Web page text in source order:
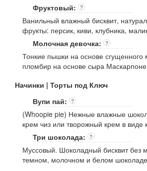
Фруктовый:
?
Ванильный влажный бисквит,
фрукты: персик, киви, клубника,
Молочная девочка:
?
Тонкие пышки на основе сгущенного
пломбир на основе сыра Маскарпоне
Начинки | Торты под Ключ
Вупи пай:
?
(Whoopie pie) Нежные влажные
крем чиз или творожный крем в виде
Три шоколада:
?
Муссовый. Шоколадный бисквит без
темном, молочном и белом шоколаде